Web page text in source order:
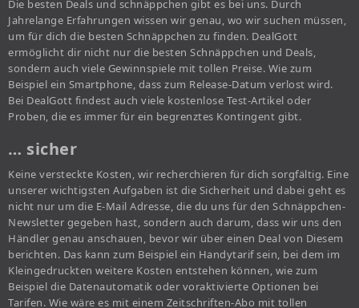
Die besten Deals und schnäppchen gibt es bei uns. Durch
Jahrelange Erfahrungen wissen wir genau, wo wir suchen müssen,
um für dich die besten Schnäppchen zu finden. DealGott
ermöglicht dir nicht nur die besten Schnäppchen und Deals,
sondern auch viele Gewinnspiele mit tollen Preise. Wie zum
Beispiel ein Smartphone, dass zum Release-Datum verlost wird.
Bei DealGott findest auch viele kostenlose Test-Artikel oder
Proben, die es immer für ein begrenztes Kontingent gibt.
… sicher
Keine versteckte Kosten, wir recherchieren für dich sorgfältig. Eine
unserer wichtigsten Aufgaben ist die Sicherheit und dabei geht es
nicht nur um die E-Mail Adresse, die du uns für den Schnäppchen-
Newsletter gegeben hast, sondern auch darum, dass wir uns den
Händler genau anschauen, bevor wir über einen Deal von Diesem
berichten. Das kann zum Beispiel ein Handytarif sein, bei dem im
Kleingedruckten weitere Kosten entstehen können, wie zum
Beispiel die Datenautomatik oder voraktivierte Optionen bei
Tarifen. Wie wäre es mit einem Zeitschriften-Abo mit tollen